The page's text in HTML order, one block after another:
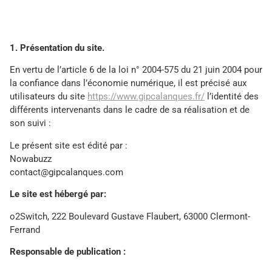
1. Présentation du site.
En vertu de l’article 6 de la loi n° 2004-575 du 21 juin 2004 pour
la confiance dans l’économie numérique, il est précisé aux
utilisateurs du site https://www.gipcalanques.fr/ l’identité des
différents intervenants dans le cadre de sa réalisation et de
son suivi :
Le présent site est édité par :
Nowabuzz
contact@gipcalanques.com
Le site est hébergé par:
o2Switch, 222 Boulevard Gustave Flaubert, 63000 Clermont-
Ferrand
Responsable de publication :